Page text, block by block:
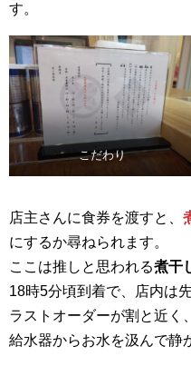
す。
こだわり
店主さんに食券を渡すと、
にするか尋ねられます。
ここは推しと思われる煮干
18時5分頃到着で、店内は
ラストオーダーが割と近く
給水器からお水を汲んで静